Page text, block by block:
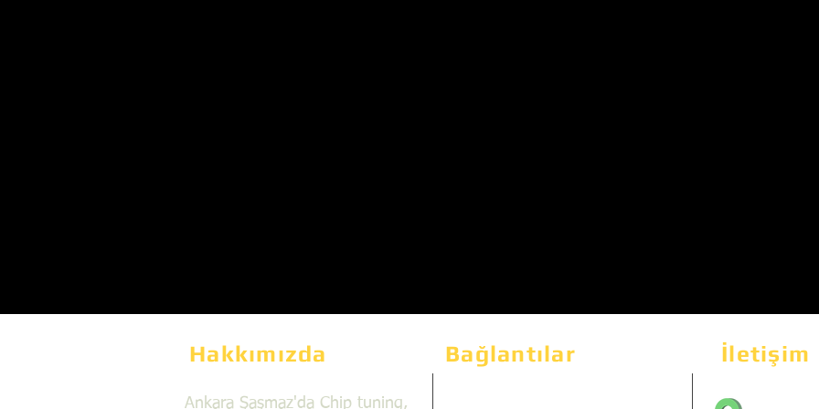
Hakkımızda Bağlantılar İletişim
Ankara Şaşmaz'da Chip tuning,